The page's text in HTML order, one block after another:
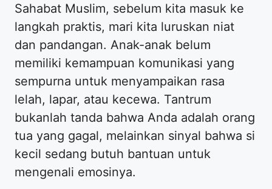
​Sahabat Muslim, sebelum kita masuk ke
langkah praktis, mari kita luruskan niat
dan pandangan. Anak-anak belum
memiliki kemampuan komunikasi yang
sempurna untuk menyampaikan rasa
lelah, lapar, atau kecewa. Tantrum
bukanlah tanda bahwa Anda adalah orang
tua yang gagal, melainkan sinyal bahwa si
kecil sedang butuh bantuan untuk
mengenali emosinya.